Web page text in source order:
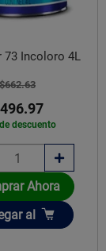
73 Incoloro 4L
$662.63
descuento
Ahora
al